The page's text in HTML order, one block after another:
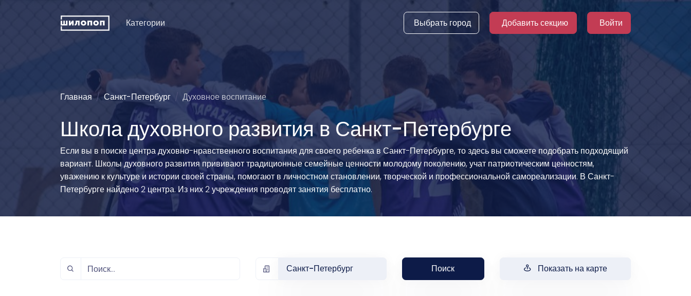
Категории
Иностранные языки
Развитие интеллекта
Информационные
Педагогика
Хореография (танцы)
Зрелищные искусства
Познавательные
развлечения
Естественные науки
Люди и животные
Эстетические виды
спорта
Единоборства
Командно-игровой
Физкультура
рождения
Мода и стиль
Туризм
Технические виды
спорта
Силовой спорт
Водные виды спорта
гимнастика
Выбрать город Добавить секцию Войти
Главная Санкт-Петербург Духовное воспитание
Школа духовного развития в Санкт-Петербурге
Если вы в поиске центра духовно-нравственного воспитания для своего ребенка в Санкт-Петербурге, то здесь вы сможете подобрать подходящий
вариант. Школы духовного развития прививают традиционные семейные ценности молодому поколению, учат патриотическим ценностям,
уважению к культуре и истории своей страны, помогают в личностном становлении, творческой и профессиональной самореализации. В Санкт-
Петербурге найдено 2 центра. Из них 2 учреждения проводят занятия бесплатно.
Санкт-Петербург Поиск Показать на карте